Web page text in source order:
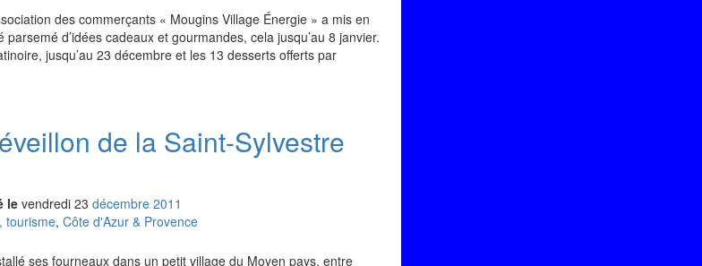
des commerçants « Mougins Village Énergie » a mis en
d’idées cadeaux et gourmandes, cela jusqu’au 8 janvier.
jusqu’au 23 décembre et les 13 desserts offerts par
de la Saint-Sylvestre
le vendredi 23 décembre 2011
tourisme, Côte d'Azur & Provence
ses fourneaux dans un petit village du Moyen pays, entre